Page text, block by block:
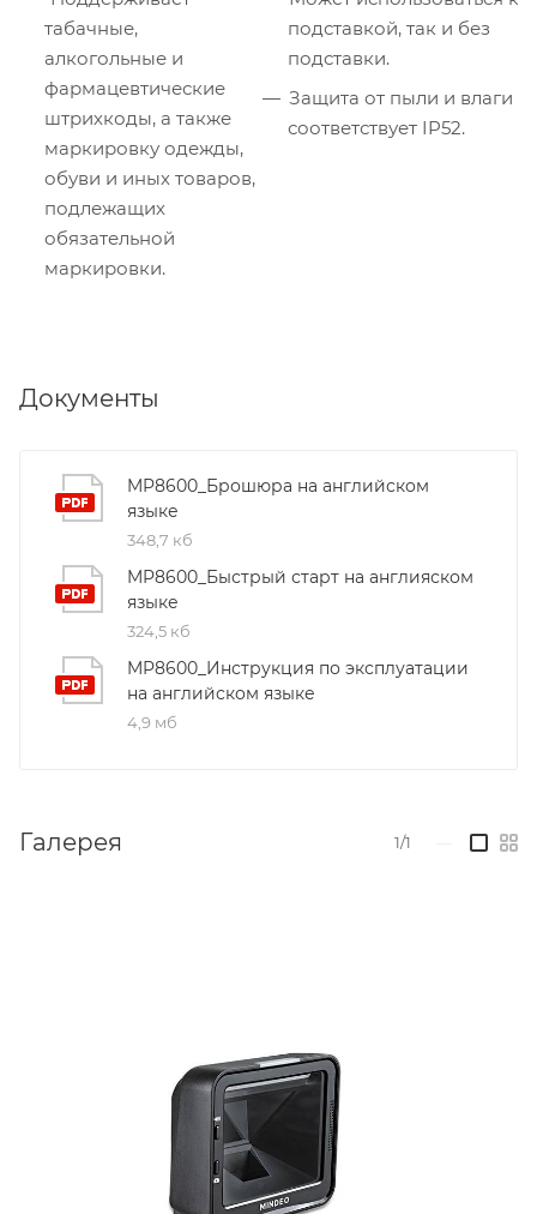
табачные,
алкогольные и
фармацевтические
штрихкоды, а также
маркировку одежды,
обуви и иных товаров,
подлежащих
обязательной
маркировки.
подставкой, так и без
подставки.
Защита от пыли и влаги
соответствует IP52.
Документы
MP8600_Брошюра на английском
языке
348,7 кб
MP8600_Быстрый старт на англияском
языке
324,5 кб
MP8600_Инструкция по эксплуатации
на английском языке
4,9 мб
Галерея 1/1